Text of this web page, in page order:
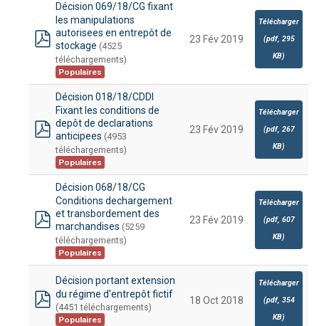
pdf
Décision 069/18/CG fixant
les manipulations
autorisees en entrepôt de
stockage (4525
téléchargements)
Populaires
23 Fév 2019
Télécharger
(pdf, 295
KB)
pdf
Décision 018/18/CDDI
Fixant les conditions de
depôt de declarations
anticipees (4953
téléchargements)
Populaires
23 Fév 2019
Télécharger
(pdf, 267
KB)
pdf
Décision 068/18/CG
Conditions dechargement
et transbordement des
marchandises (5259
téléchargements)
Populaires
23 Fév 2019
Télécharger
(pdf, 607
KB)
pdf
Décision portant extension
du régime d'entrepôt fictif
(4451 téléchargements)
Populaires
18 Oct 2018
Télécharger
(pdf, 354
KB)